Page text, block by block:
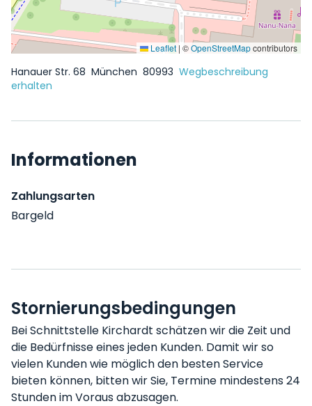
Leaflet | ©OpenStreetMapcontributors
Hanauer Str. 68 München 80993 Wegbeschreibung
erhalten
Informationen
Zahlungsarten
Bargeld
Stornierungsbedingungen
Bei Schnittstelle Kirchardt schätzen wir die Zeit und
die Bedürfnisse eines jeden Kunden. Damit wir so
vielen Kunden wie möglich den besten Service
bieten können, bitten wir Sie, Termine mindestens 24
Stunden im Voraus abzusagen.